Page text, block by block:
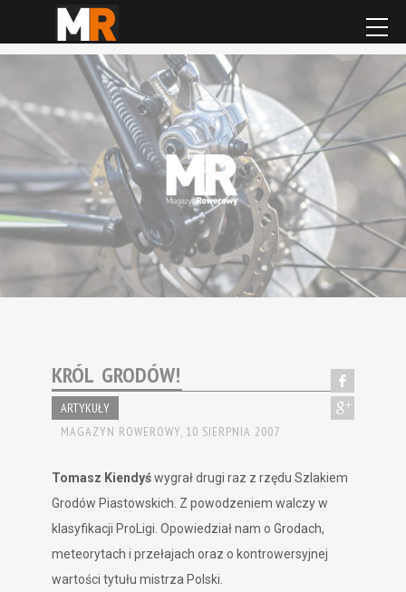
KRÓL GRODÓW!
ARTYKUŁY
MAGAZYN ROWEROWY, 10 SIERPNIA 2007
Tomasz Kiendyśwygrał drugi raz z rzędu Szlakiem
Grodów Piastowskich. Z powodzeniem walczy w
klasyfikacji ProLigi. Opowiedział nam o Grodach,
meteorytach i przełajach oraz o kontrowersyjnej
wartości tytułu mistrza Polski.